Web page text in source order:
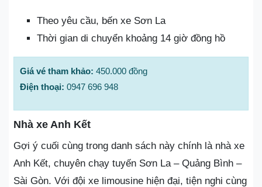
Theo yêu cầu, bến xe Sơn La
Thời gian di chuyển khoảng 14 giờ đồng hồ
Giá vé tham khảo: 450.000 đồng
Điện thoại: 0947 696 948
Nhà xe Anh Kết
Gợi ý cuối cùng trong danh sách này chính là nhà xe
Anh Kết, chuyên chạy tuyến Sơn La – Quảng Bình –
Sài Gòn. Với đội xe limousine hiện đại, tiện nghi cùng